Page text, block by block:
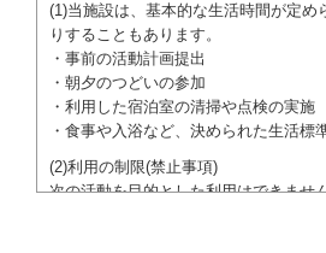
(1)当施設は、基本的な生活時間が定
りすることもあります。
・事前の活動計画提出
・朝夕のつどいの参加
・利用した宿泊室の清掃や点検の実施
・食事や入浴など、決められた生活
(2)利用の制限(禁止事項)
次の活動を目的とした利用はできませ
●特定の政党を支持、またはこれに反
●特定の宗教を支持、またはこれに反